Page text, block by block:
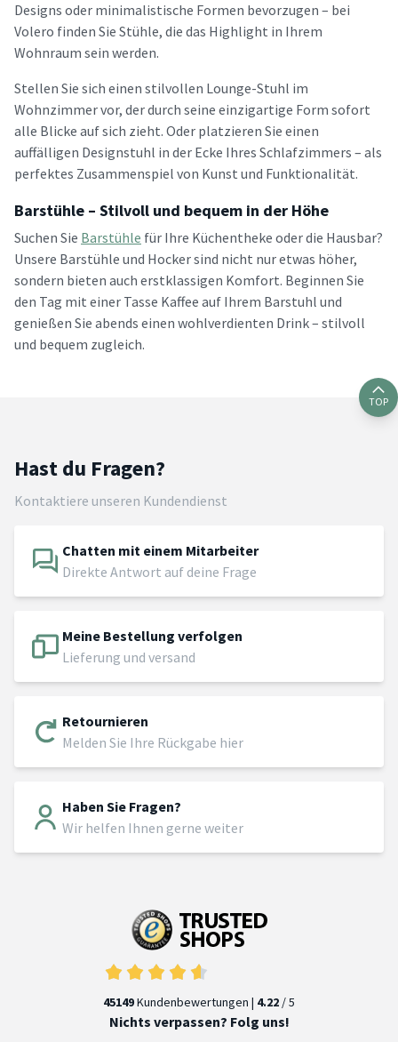
Designs oder minimalistische Formen bevorzugen – bei
Volero finden Sie Stühle, die das Highlight in Ihrem
Wohnraum sein werden.
Stellen Sie sich einen stilvollen Lounge-Stuhl im
Wohnzimmer vor, der durch seine einzigartige Form sofort
alle Blicke auf sich zieht. Oder platzieren Sie einen
auffälligen Designstuhl in der Ecke Ihres Schlafzimmers – als
perfektes Zusammenspiel von Kunst und Funktionalität.
Barstühle – Stilvoll und bequem in der Höhe
Suchen Sie Barstühle für Ihre Küchentheke oder die Hausbar?
Unsere Barstühle und Hocker sind nicht nur etwas höher,
sondern bieten auch erstklassigen Komfort. Beginnen Sie
den Tag mit einer Tasse Kaffee auf Ihrem Barstuhl und
genießen Sie abends einen wohlverdienten Drink – stilvoll
und bequem zugleich.
TOP
Hast du Fragen?
Kontaktiere unseren Kundendienst
Chatten mit einem Mitarbeiter
Direkte Antwort auf deine Frage
Meine Bestellung verfolgen
Lieferung und versand
Retournieren
Melden Sie Ihre Rückgabe hier
Haben Sie Fragen?
Wir helfen Ihnen gerne weiter
45149Kundenbewertungen | 4.22 / 5
Nichts verpassen? Folg uns!